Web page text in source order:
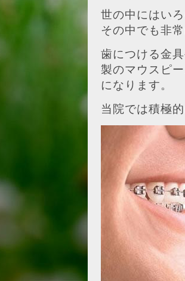
世の中にはい
その中でも非
歯につける金
製のマウスピ
になります。
当院では積極